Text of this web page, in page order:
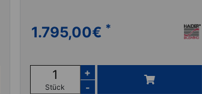
1.795,00€ *
Stück
+
-